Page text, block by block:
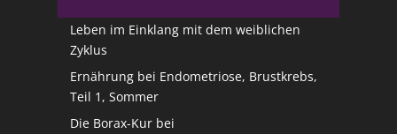
Leben im Einklang mit dem weiblichen
Zyklus
Ernährung bei Endometriose, Brustkrebs,
Teil 1, Sommer
Die Borax-Kur bei